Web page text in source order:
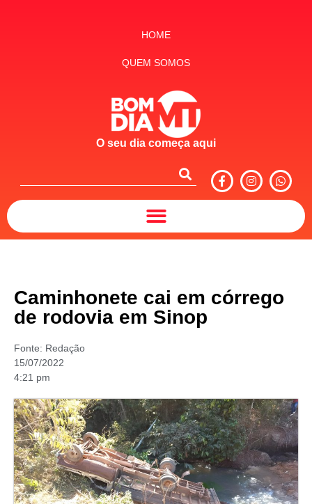
HOME
QUEM SOMOS
O seu dia começa aqui
Caminhonete cai em córrego
de rodovia em Sinop
Fonte: Redação
15/07/2022
4:21 pm